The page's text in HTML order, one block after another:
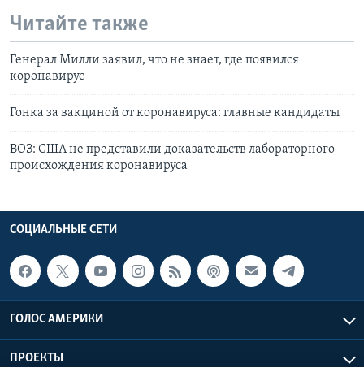
Читайте также
Генерал Милли заявил, что не знает, где появился
коронавирус
Гонка за вакциной от коронавируса: главные кандидаты
ВОЗ: США не представили доказательств лабораторного
происхождения коронавируса
СОЦИАЛЬНЫЕ СЕТИ
ГОЛОС АМЕРИКИ
ПРОЕКТЫ